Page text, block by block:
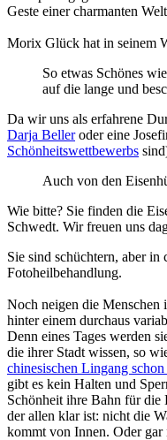
Geste einer charmanten
Morix Glück hat in seinem
So etwas Schönes
auf die lange und
Da wir uns als erfahrene
Darja Belleroder eine
Schönheitswettbewerbs
Auch von den
Wie bitte? Sie finden die
Schwedt. Wir freuen uns
Sie sind schüchtern, aber in
Fotoheilbehandlung.
Noch neigen die Menschen
hinter einem durchaus
Denn eines Tages werden
die ihrer Stadt wissen, so
chinesischen Lingang
gibt es kein Halten und
Schönheit ihre Bahn für die
der allen klar ist: nicht die
kommt von Innen. Oder gar